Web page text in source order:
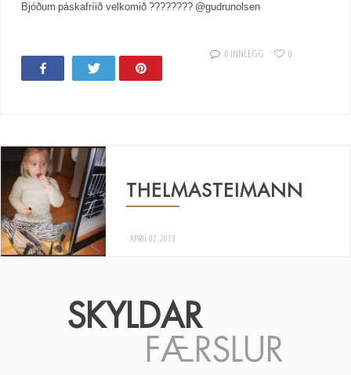
Bjóðum páskafríið velkomið ???????? @gudrunolsen
Tweet
0 INNLEGG 0
THELMASTEIMANN
APRIL 07, 2013
SKYLDAR
FÆRSLUR